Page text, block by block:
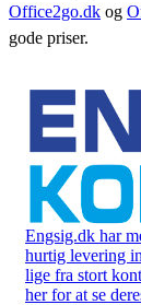
Office2go.dk og
gode priser.
Engsig.dk har
hurtig levering
lige fra stort
her for at se